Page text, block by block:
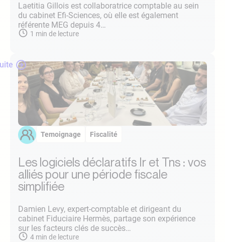
Laetitia Gillois est collaboratrice comptable au sein
du cabinet Efi-Sciences, où elle est également
référente MEG depuis 4…
1 min de lecture
Temoignage Fiscalité
Les logiciels déclaratifs Ir et Tns : vos
alliés pour une période fiscale
simplifiée
Damien Levy, expert-comptable et dirigeant du
cabinet Fiduciaire Hermès, partage son expérience
sur les facteurs clés de succès…
4 min de lecture